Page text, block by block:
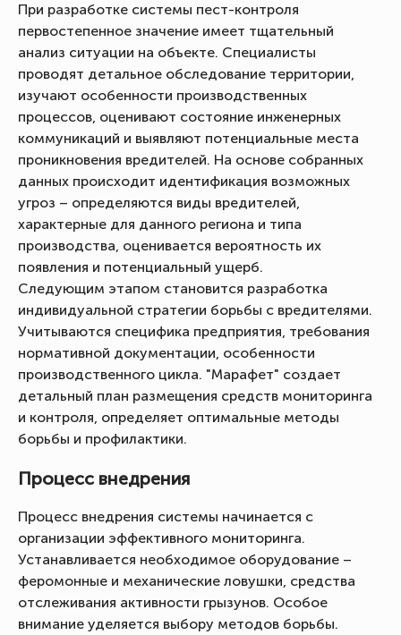
При разработке системы пест-контроля
первостепенное значение имеет тщательный
анализ ситуации на объекте. Специалисты
проводят детальное обследование территории,
изучают особенности производственных
процессов, оценивают состояние инженерных
коммуникаций и выявляют потенциальные места
проникновения вредителей. На основе собранных
данных происходит идентификация возможных
угроз – определяются виды вредителей,
характерные для данного региона и типа
производства, оценивается вероятность их
появления и потенциальный ущерб.
Следующим этапом становится разработка
индивидуальной стратегии борьбы с вредителями.
Учитываются специфика предприятия, требования
нормативной документации, особенности
производственного цикла. "Марафет" создает
детальный план размещения средств мониторинга
и контроля, определяет оптимальные методы
борьбы и профилактики.
Процесс внедрения
Процесс внедрения системы начинается с
организации эффективного мониторинга.
Устанавливается необходимое оборудование –
феромонные и механические ловушки, средства
отслеживания активности грызунов. Особое
внимание уделяется выбору методов борьбы.